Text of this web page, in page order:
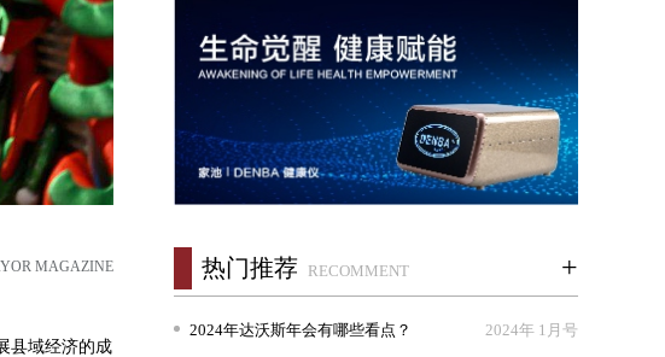
MAGAZINE
县域经济的成
热门推荐 RECOMMENT +
2024年达沃斯年会有哪些看点？ 2024年 1月号